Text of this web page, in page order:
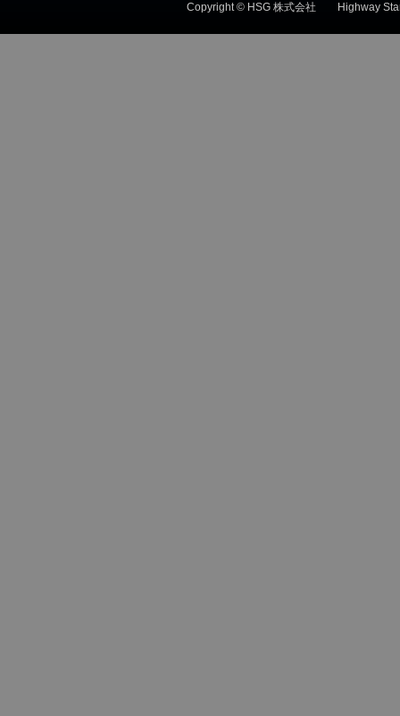
Copyright © HSG 株式会社 Highway Star